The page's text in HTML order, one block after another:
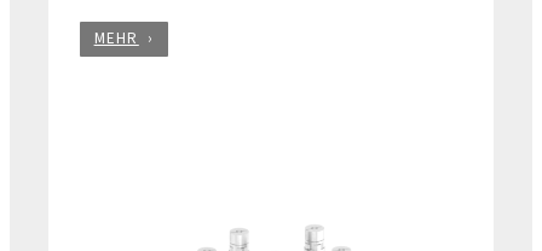
MEHR